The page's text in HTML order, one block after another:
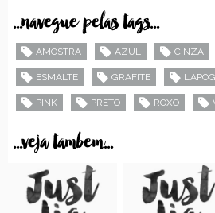
...navegue pelas tags...
AMOSTRA AZUL CINZA
ESMALTE GRAFITE
PINK PRETO ROXO
...veja tambem...